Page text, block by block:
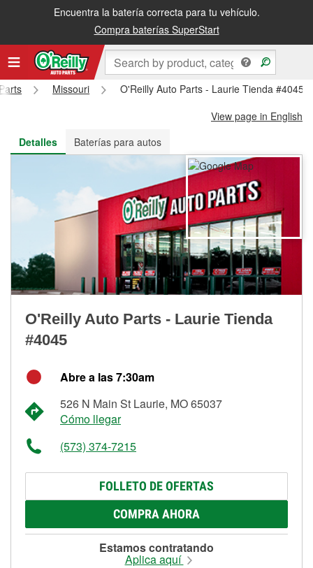
Encuentra la batería correcta para tu vehículo.
Compra baterías SuperStart
Recibe tu orden gratis al día siguiente o recógela en la tienda
Missouri
O'Reilly Auto Parts - Laurie Tienda #4045
View page in English
Detalles
Baterías para autos
O'Reilly Auto Parts - Laurie Tienda
#4045
Abre a las 7:30am
526 N Main St Laurie, MO 65037
Cómo llegar
(573) 374-7215
FOLLETO DE OFERTAS
COMPRA AHORA
Estamos contratando
Aplica aquí